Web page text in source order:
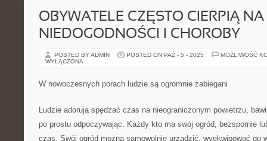
OBYWATELE CZĘSTO CIERPIĄ
NIEDOGODNOŚCI I CHOROBY
POSTED BY ADMIN POSTED ON PAŹ - 5 - 2025
MOŻLIWOŚĆ
WYŁĄCZONA
W nowoczesnych porach ludzie są ogromnie zabiegani
Ludzie adorują spędzać czas na nieograniczonym powietrzu,
po prostu odpoczywając. Każdy kto ma swój ogród, bezspornie
czas. Swój ogród można samowolnie urządzić, wyekwipować go